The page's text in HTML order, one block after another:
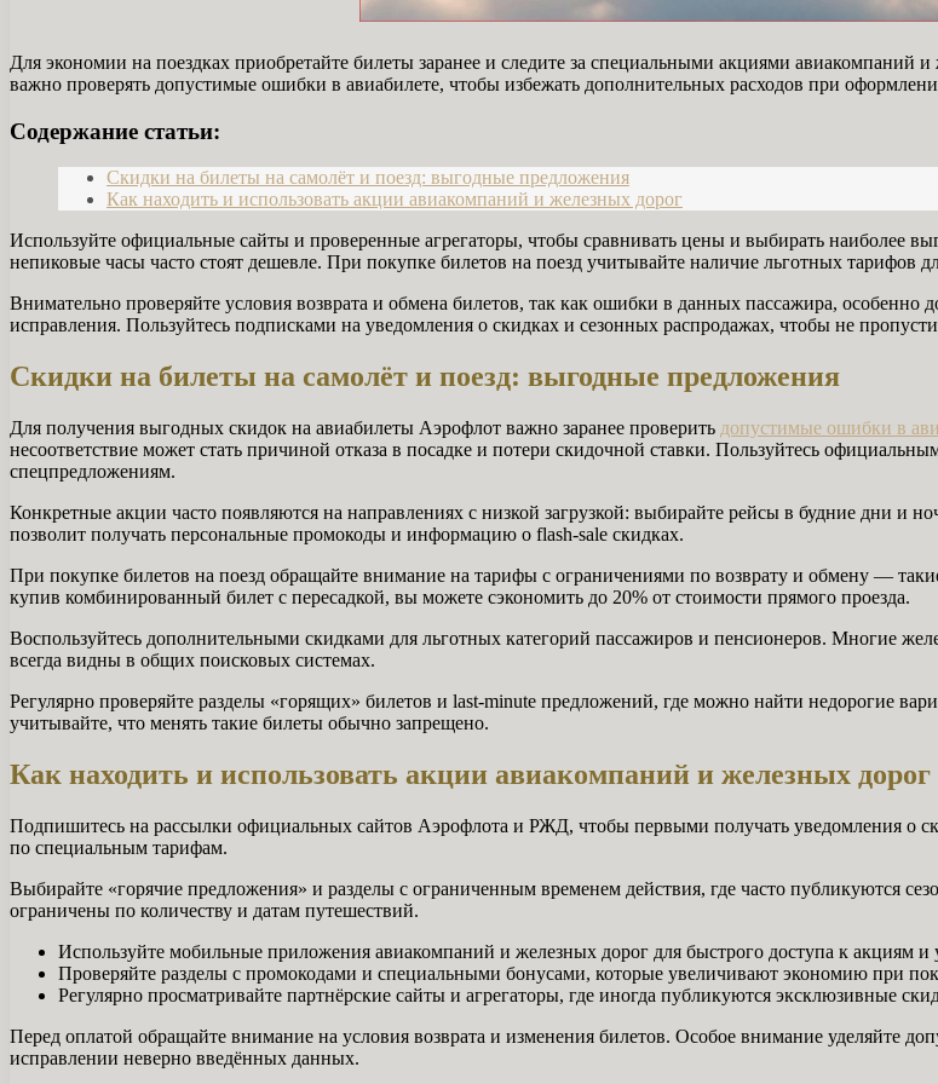
Для экономии на поездках приобретайте билеты заранее и следите за специальными акциями авиакомпаний
важно проверять допустимые ошибки в авиабилете, чтобы избежать дополнительных расходов при
Содержание статьи:
Скидки на билеты на самолёт и поезд: выгодные предложения
Как находить и использовать акции авиакомпаний и железных дорог
Используйте официальные сайты и проверенные агрегаторы, чтобы сравнивать цены и выбирать наиболее
непиковые часы часто стоят дешевле. При покупке билетов на поезд учитывайте наличие льготных тарифов
Внимательно проверяйте условия возврата и обмена билетов, так как ошибки в данных пассажира,
исправления. Пользуйтесь подписками на уведомления о скидках и сезонных распродажах, чтобы не
Скидки на билеты на самолёт и поезд: выгодные предложения
Для получения выгодных скидок на авиабилеты Аэрофлот важно заранее проверить допустимые ошибки в
несоответствие может стать причиной отказа в посадке и потери скидочной ставки. Пользуйтесь
спецпредложениям.
Конкретные акции часто появляются на направлениях с низкой загрузкой: выбирайте рейсы в будние дни и
позволит получать персональные промокоды и информацию о flash-sale скидках.
При покупке билетов на поезд обращайте внимание на тарифы с ограничениями по возврату и обмену —
купив комбинированный билет с пересадкой, вы можете сэкономить до 20% от стоимости прямого проезда.
Воспользуйтесь дополнительными скидками для льготных категорий пассажиров и пенсионеров. Многие
всегда видны в общих поисковых системах.
Регулярно проверяйте разделы «горящих» билетов и last-minute предложений, где можно найти недорогие
учитывайте, что менять такие билеты обычно запрещено.
Как находить и использовать акции авиакомпаний и железных дорог
Подпишитесь на рассылки официальных сайтов Аэрофлота и РЖД, чтобы первыми получать уведомления о
по специальным тарифам.
Выбирайте «горячие предложения» и разделы с ограниченным временем действия, где часто публикуются
ограничены по количеству и датам путешествий.
Используйте мобильные приложения авиакомпаний и железных дорог для быстрого доступа к акциям
Проверяйте разделы с промокодами и специальными бонусами, которые увеличивают экономию при
Регулярно просматривайте партнёрские сайты и агрегаторы, где иногда публикуются эксклюзивные
Перед оплатой обращайте внимание на условия возврата и изменения билетов. Особое внимание уделяйте
исправлении неверно введённых данных.